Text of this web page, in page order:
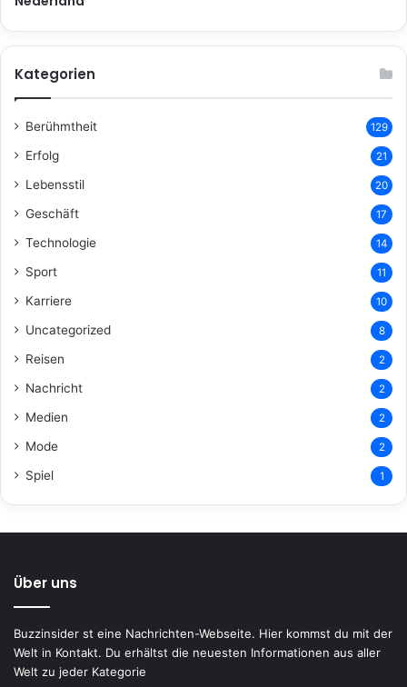
Kategorien
Berühmtheit 129
Erfolg 21
Lebensstil 20
Geschäft 17
Technologie 14
Sport 11
Karriere 10
Uncategorized 8
Reisen 2
Nachricht 2
Medien 2
Mode 2
Spiel 1
Über uns
Buzzinsider st eine Nachrichten-Webseite. Hier kommst du mit der
Welt in Kontakt. Du erhältst die neuesten Informationen aus aller
Welt zu jeder Kategorie